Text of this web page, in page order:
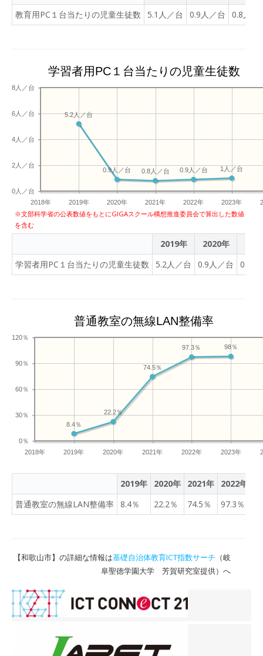
教育用PC１台当たりの児童生徒数
5.1人／台 0.9人／台 0.8人／
学習者用PC１台当たりの児童生徒数
2018年 2019年 2020年 2021年 2022年 2023年
0人／台
2人／台
4人／台
6人／台
8人／台
1人／台
0.9人／台
0.8人／台
0.9人／台
5.2人／台
※文部科学省の公表数値をもとにGIGAスクール構想推進委員会で算出した数値
を含む
2019年 2020年
学習者用PC１台当たりの児童生徒数
5.2人／台 0.9人／台 0.8人
普通教室の無線LAN整備率
2018年 2019年 2020年 2021年 2022年 2023年
0％
30％
60％
90％
120％
98％
97.3％
74.5％
22.2％
8.4％
2019年 2020年 2021年 2022年
普通教室の無線LAN整備率
8.4％ 22.2％ 74.5％ 97.3％
【和歌山市】の詳細な情報は基礎自治体教育ICT指数サーチ （岐
阜聖徳学園大学 芳賀研究室提供）へ